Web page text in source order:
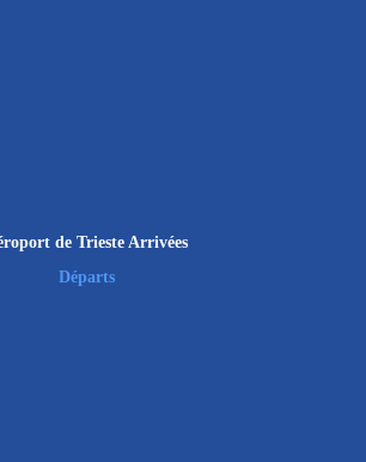
de Trieste Arrivées
Départs